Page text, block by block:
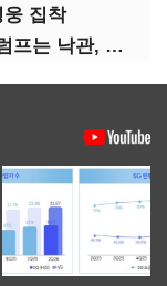
집착
"전쟁 끝나면 경제 살아난다"…트럼프는 낙관, 미국인은 싸늘